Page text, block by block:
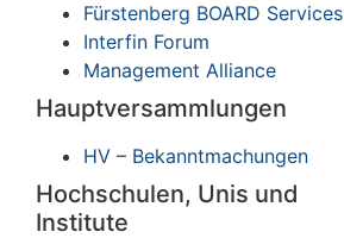
Fürstenberg BOARD Services
Interfin Forum
Management Alliance
Hauptversammlungen
HV – Bekanntmachungen
Hochschulen, Unis und
Institute